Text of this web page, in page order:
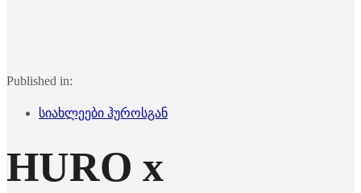
Published in:
სიახლეები ჰუროსგან
HURO x